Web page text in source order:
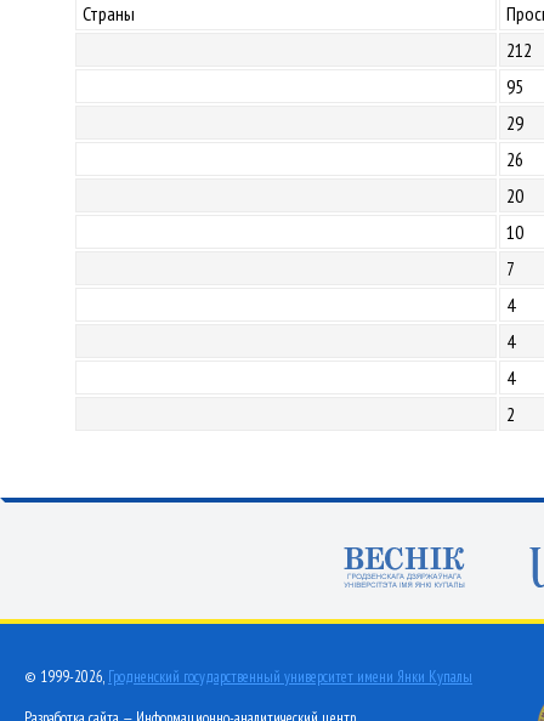
Страны
212
95
29
26
20
10
7
4
4
4
2
© 1999-2026, Гродненский государственный университет имени Янки Купалы